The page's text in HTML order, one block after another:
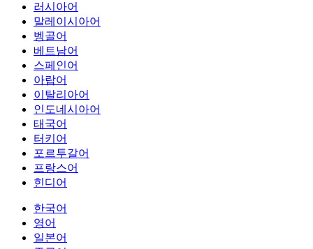
러시아어
말레이시아어
벵골어
베트남어
스페인어
아랍어
이탈리아어
인도네시아어
태국어
터키어
포르투갈어
프랑스어
힌디어
한국어
영어
일본어